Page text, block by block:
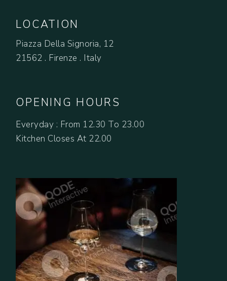
LOCATION
Piazza Della Signoria, 12
21562 . Firenze . Italy
OPENING HOURS
Everyday : From 12.30 To 23.00
Kitchen Closes At 22.00